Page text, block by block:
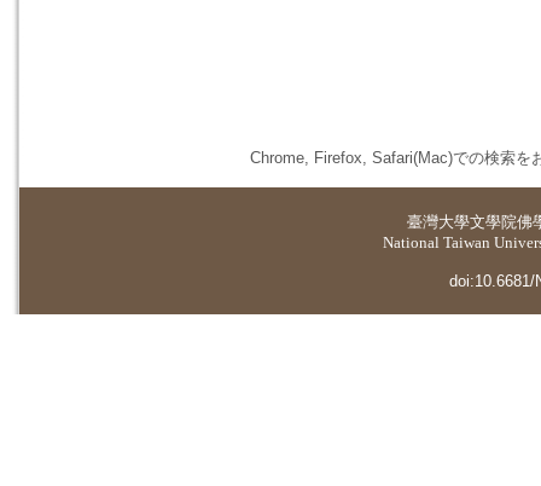
Chrome, Firefox, Safari(Mac)での検索を
臺灣大學文學院佛
National Taiwan
doi:10.6681/